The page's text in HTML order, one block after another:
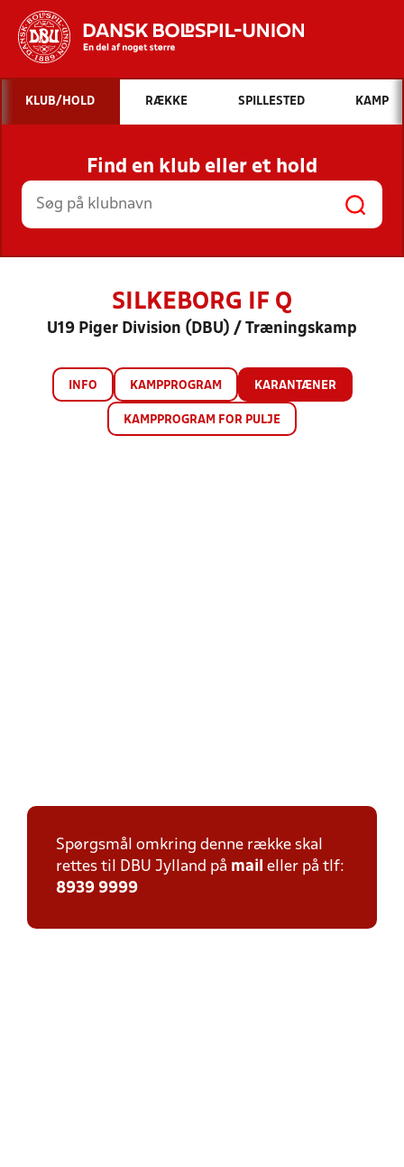
Hvad vil du søge efter?
INDHOLD OG NYHEDER
STILLINGER, RESULTATER, KLUBBER OG
HOLD
KLUB/HOLD RÆKKE SPILLESTED KAMP
Find en klub eller et hold
SILKEBORG IF Q
U19 Piger Division (DBU) / Træningskamp
INFO KAMPPROGRAM KARANTÆNER
KAMPPROGRAM FOR PULJE
Spørgsmål omkring denne række skal
rettes til DBU Jylland på mail eller på tlf:
8939 9999